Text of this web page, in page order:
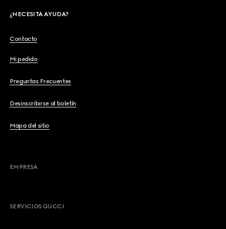
¿NECESITA AYUDA?
Contacto
Mi pedido
Preguntas Frecuentes
Desinscribirse al boletín
Mapa del sitio
EMPRESA
SERVICIOS GUCCI